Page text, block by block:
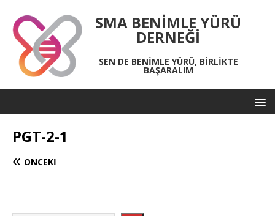
SMA BENIMLE YÜRÜ
DERNEĞI
SEN DE BENIMLE YÜRÜ, BIRLIKTE
BAŞARALIM
PGT-2-1
ÖNCEKI